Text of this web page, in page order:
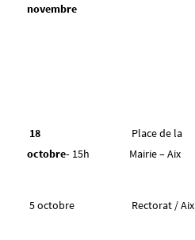
novembre
18
octobre- 15h
Place de la
Mairie – Aix
5 octobre Rectorat / Aix